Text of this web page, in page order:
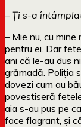
– Ți s-a
– Mie nu, cu
pentru ei. Dar
ani că le-au dus
grămadă. Poliția
dovezi cum au
povestiseră
aia s-au pus pe
face flagrant, și